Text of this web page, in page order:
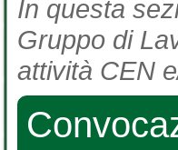
In questa
Gruppo di
attività CEN